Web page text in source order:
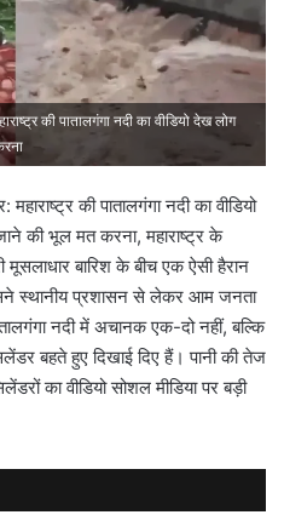
की पातालगंगा नदी का वीडियो देख लोग
की पातालगंगा नदी का वीडियो
की भूल मत करना, महाराष्ट्र के
बारिश के बीच एक ऐसी हैरान
स्थानीय प्रशासन से लेकर आम जनता
नदी में अचानक एक-दो नहीं, बल्कि
बहते हुए दिखाई दिए हैं। पानी की तेज
का वीडियो सोशल मीडिया पर बड़ी